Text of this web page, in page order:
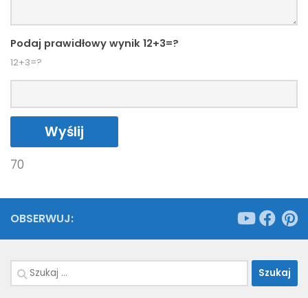
Podaj prawidłowy wynik 12+3=?
12+3=?
70
OBSERWUJ:
Szukaj: